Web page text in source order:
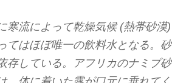
寒流によって乾燥気候 (熱帯砂漠)
てはほぼ唯一の飲料水となる。砂
存している。アフリカのナミブ砂